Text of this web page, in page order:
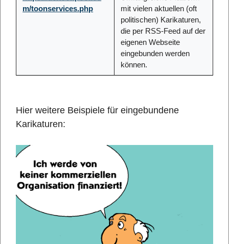
m/toonservices.php
mit vielen aktuellen (oft
politischen) Karikaturen,
die per RSS-Feed auf der
eigenen Webseite
eingebunden werden
können.
Hier weitere Beispiele für eingebundene
Karikaturen: